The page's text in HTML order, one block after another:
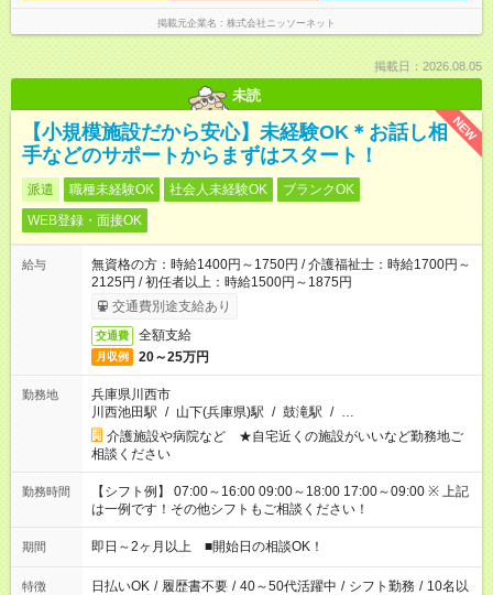
掲載元企業名 株式会社ニッソーネット
掲載日：2026.08.05
未読
NEW
【小規模施設だから安心】未経験OK＊お話し相
手などのサポートからまずはスタート！
派遣 職種未経験OK 社会人未経験OK
ブランクOK
WEB登録・面接OK
給与
無資格の方：時給1400円～1750円 / 介護福祉士：時給1700円～
2125円 / 初任者以上：時給1500円～1875円
交通費別途支給あり
交通費 全額支給
月収例 20～25万円
勤務地
兵庫県川西市
川西池田駅 / 山下(兵庫県)駅 / 鼓滝駅 / …
介護施設や病院など ★自宅近くの施設がいいなど勤務地ご
相談ください
勤務時間
【シフト例】 07:00～16:00 09:00～18:00 17:00～09:00 ※ 上記
は一例です！その他シフトもご相談ください！
期間 即日～2ヶ月以上 ■開始日の相談OK！
特徴 日払いOK / 履歴書不要 / 40～50代活躍中 / シフト勤務 / 10名以